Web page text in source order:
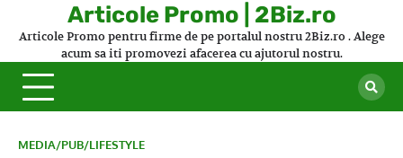
Articole Promo | 2Biz.ro
Articole Promo pentru firme de pe portalul nostru 2Biz.ro . Alege
acum sa iti promovezi afacerea cu ajutorul nostru.
MEDIA/PUB/LIFESTYLE